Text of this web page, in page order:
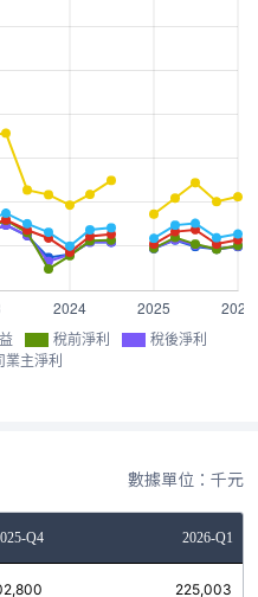
稅前淨利
稅後淨利
業主淨利
數據單位：千元
Q4 2026-Q1
225,003